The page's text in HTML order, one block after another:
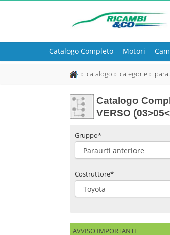
Catalogo Completo Motori
catalogo categorie
Catalogo
VERSO
Gruppo*
Costruttore*
AVVISO IMPORTANTE